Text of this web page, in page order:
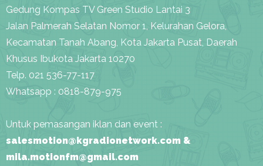
Gedung Kompas TV Green Studio Lantai 3
Jalan Palmerah Selatan Nomor 1, Kelurahan Gelora,
Kecamatan Tanah Abang, Kota Jakarta Pusat, Daerah
Khusus Ibukota Jakarta 10270
Telp. 021 536-77-117
Whatsapp : 0818-879-975
Untuk pemasangan iklan dan event :
salesmotion@kgradionetwork.com &
mila.motionfm@gmail.com